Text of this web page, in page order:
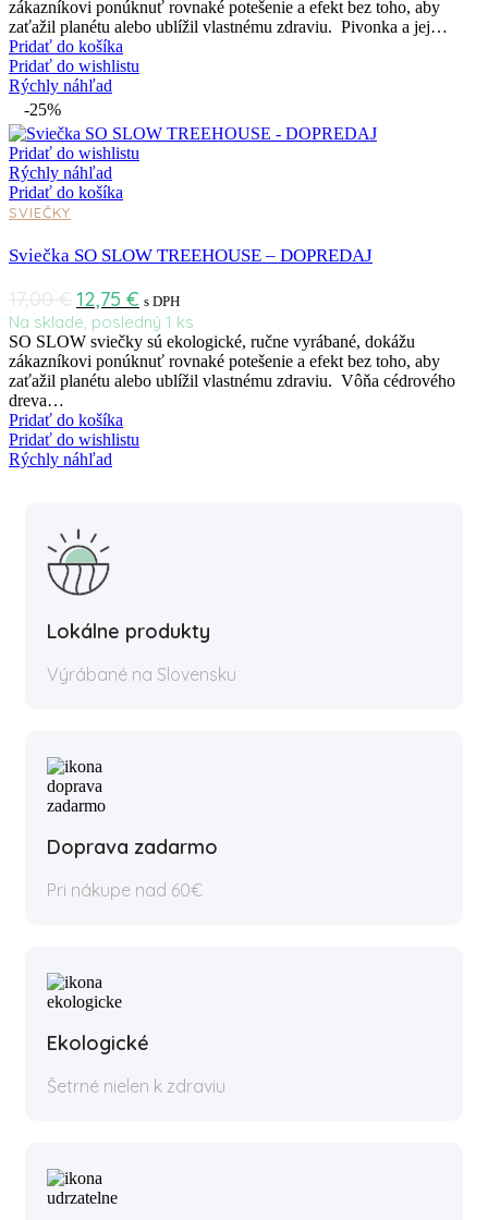
zákazníkovi ponúknuť rovnaké potešenie a efekt bez toho, aby
zaťažil planétu alebo ublížil vlastnému zdraviu. Pivonka a jej…
Pridať do košíka
Pridať do wishlistu
Rýchly náhľad
-25%
Pridať do wishlistu
Rýchly náhľad
Pridať do košíka
SVIEČKY
Sviečka SO SLOW TREEHOUSE – DOPREDAJ
12,75 € s DPH
Na sklade, posledný 1 ks
SO SLOW sviečky sú ekologické, ručne vyrábané, dokážu
zákazníkovi ponúknuť rovnaké potešenie a efekt bez toho, aby
zaťažil planétu alebo ublížil vlastnému zdraviu. Vôňa cédrového
dreva…
Pridať do košíka
Pridať do wishlistu
Rýchly náhľad
Lokálne produkty
Výrábané na Slovensku
Doprava zadarmo
Pri nákupe nad 60€
Ekologické
Šetrné nielen k zdraviu